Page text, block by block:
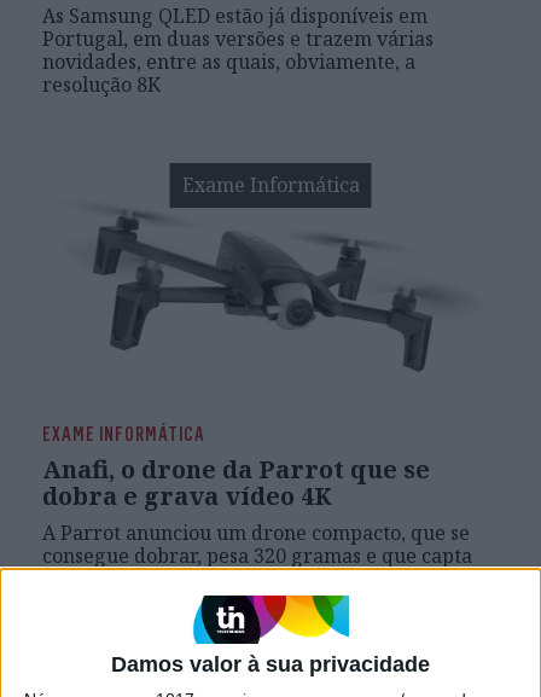
Damos valor à sua privacidade
As Samsung QLED estão já disponíveis em
Portugal, em duas versões e trazem várias
novidades, entre as quais, obviamente, a
resolução 8K
Exame Informática
EXAME INFORMÁTICA
Anafi, o drone da Parrot que se
dobra e grava vídeo 4K
A Parrot anunciou um drone compacto, que se
consegue dobrar, pesa 320 gramas e que capta
vídeo 4K HDR a 30 frames por segundo.
Exame Informática